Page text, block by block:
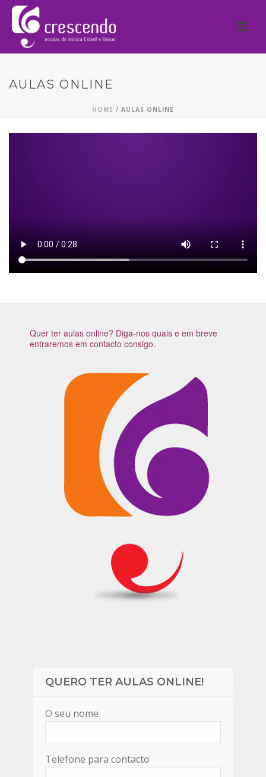
AULAS ONLINE
HOME / AULAS ONLINE
Quer ter aulas online? Diga-nos quais e em breve
entraremos em contacto consigo.
QUERO TER AULAS ONLINE!
O seu nome
Telefone para contacto